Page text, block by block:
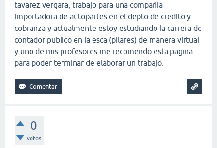
tavarez vergara, trabajo para una compañia
importadora de autopartes en el depto de credito y
cobranza y actualmente estoy estudiando la carrera de
contador publico en la esca (pilares) de manera virtual
y uno de mis profesores me recomendo esta pagina
para poder terminar de elaborar un trabajo.
0
votos